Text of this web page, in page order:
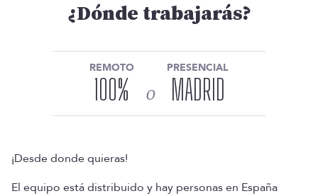
¿Dónde trabajarás?
REMOTO
100% o
PRESENCIAL
MADRID
¡Desde donde quieras!
El equipo está distribuido y hay personas en España